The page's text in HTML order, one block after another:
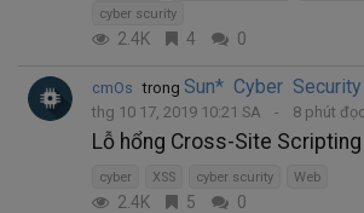
cyber scurity
2.4K 4 0
cmOs trong Sun* Cyber
thg 10 17, 2019 10:21 SA 8 phút đọc
Lỗ hổng Cross-Site Scripting
cyber XSS cyber scurity Web
2.4K 5 0